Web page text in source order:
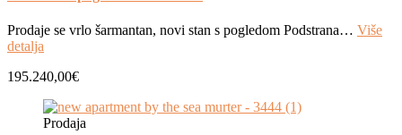
Prodaje se vrlo šarmantan, novi stan s pogledom Podstrana… Više
detalja
195.240,00€
Prodaja